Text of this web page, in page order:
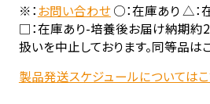
※：お問い合わせ○：在庫あり △：
□：在庫あり-培養後お届け納期約
扱いを中止しております。同等品は
製品発送スケジュールについては